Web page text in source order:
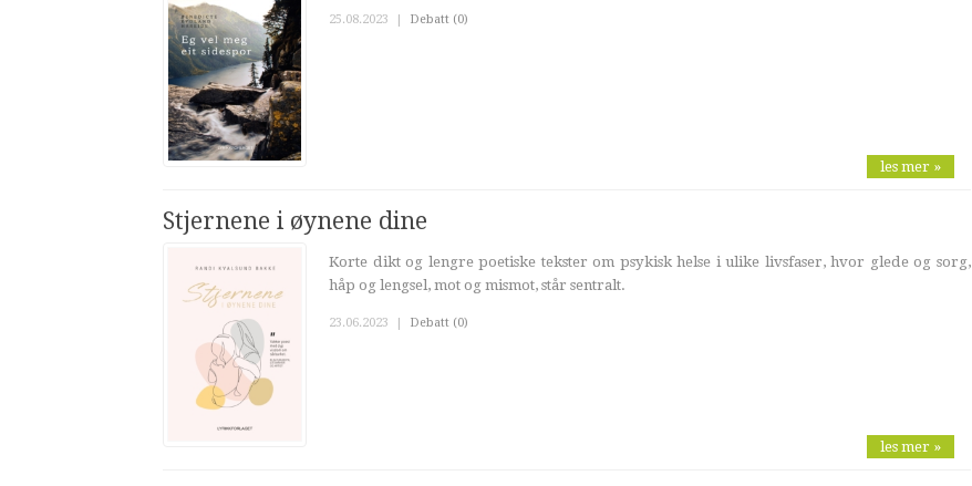
25.08.2023 Debatt (0)
les mer »
Stjernene i øynene dine
Korte dikt og lengre poetiske tekster om psykisk helse i ulike livsfaser, hvor glede og sorg,
håp og lengsel, mot og mismot, står sentralt.
23.06.2023 | Debatt (0)
les mer »